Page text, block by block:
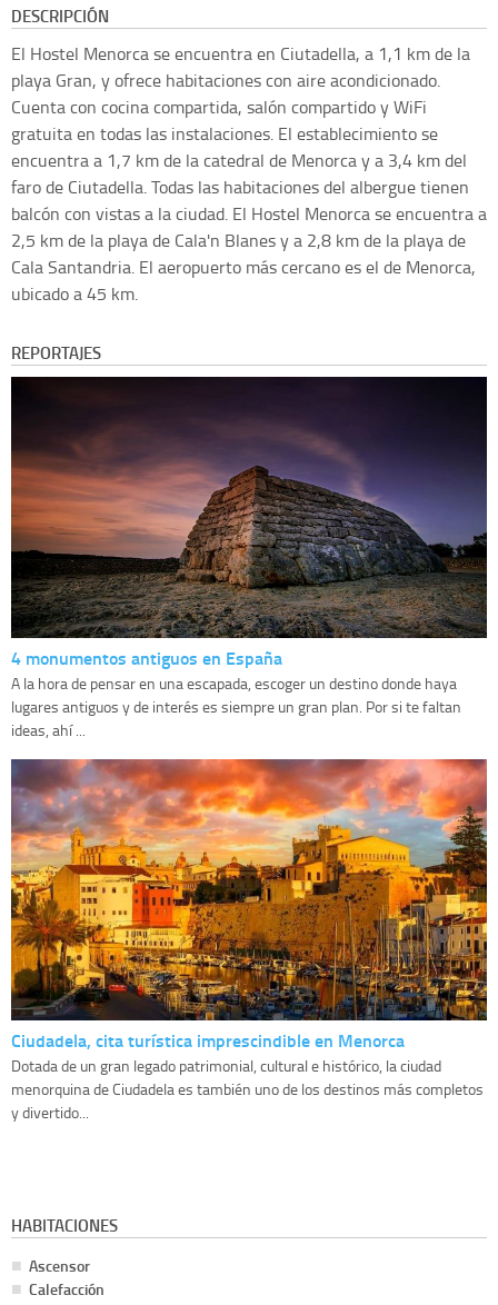
DESCRIPCIÓN
El Hostel Menorca se encuentra en Ciutadella, a 1,1 km de la
playa Gran, y ofrece habitaciones con aire acondicionado.
Cuenta con cocina compartida, salón compartido y WiFi
gratuita en todas las instalaciones. El establecimiento se
encuentra a 1,7 km de la catedral de Menorca y a 3,4 km del
faro de Ciutadella. Todas las habitaciones del albergue tienen
balcón con vistas a la ciudad. El Hostel Menorca se encuentra a
2,5 km de la playa de Cala'n Blanes y a 2,8 km de la playa de
Cala Santandria. El aeropuerto más cercano es el de Menorca,
ubicado a 45 km.
REPORTAJES
4 monumentos antiguos en España
A la hora de pensar en una escapada, escoger un destino donde haya
lugares antiguos y de interés es siempre un gran plan. Por si te faltan
ideas, ahí ...
Ciudadela, cita turística imprescindible en Menorca
Dotada de un gran legado patrimonial, cultural e histórico, la ciudad
menorquina de Ciudadela es también uno de los destinos más completos
y divertido...
HABITACIONES
Ascensor
Calefacción